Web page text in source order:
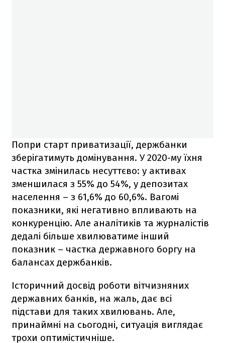
Попри старт приватизації, держбанки
зберігатимуть домінування. У 2020-му їхня
частка змінилась несуттєво: у активах
зменшилася з 55% до 54%, у депозитах
населення – з 61,6% до 60,6%. Вагомі
показники, які негативно впливають на
конкуренцію. Але аналітиків та журналістів
дедалі більше хвилюватиме інший
показник – частка державного боргу на
балансах держбанків.
Історичний досвід роботи вітчизняних
державних банків, на жаль, дає всі
підстави для таких хвилювань. Але,
принаймні на сьогодні, ситуація виглядає
трохи оптимістичніше.